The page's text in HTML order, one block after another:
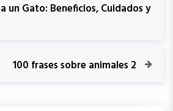
un Gato: Beneficios, Cuidados y
100 frases sobre animales 2